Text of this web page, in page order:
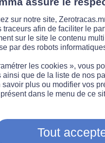
d’ici
sur notre site,
traceurs afin de faciliter le
sur le site le contenu
par des robots
les cookies », vous
que de la liste de nos
savoir plus ou modifier vos
dans le menu de ce
Tout